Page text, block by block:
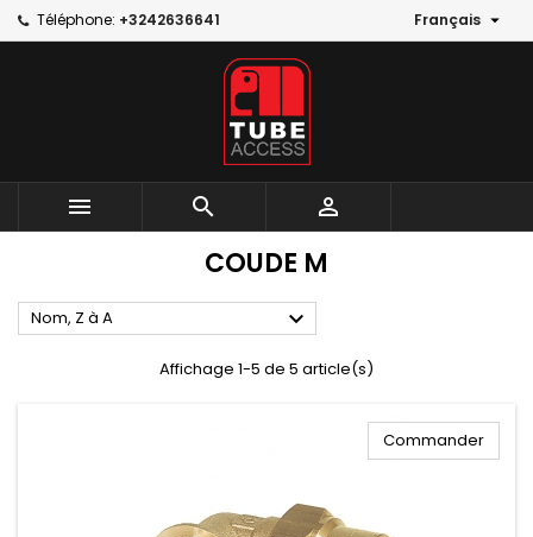
Téléphone: +3242636641 Français 
  
COUDE M
Nom, Z à A 
Affichage 1-5 de 5 article(s)
Commander